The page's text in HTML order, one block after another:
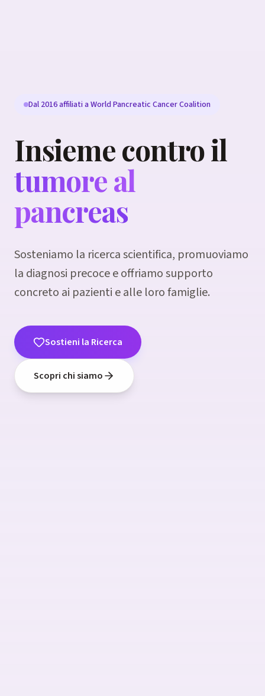
Dal 2016 affiliati a World Pancreatic Cancer Coalition
Insieme contro il
tumore al
pancreas
Sosteniamo la ricerca scientifica, promuoviamo
la diagnosi precoce e offriamo supporto
concreto ai pazienti e alle loro famiglie.
Sostieni la Ricerca
Scopri chi siamo
La speranza inizia dalla
ricerca